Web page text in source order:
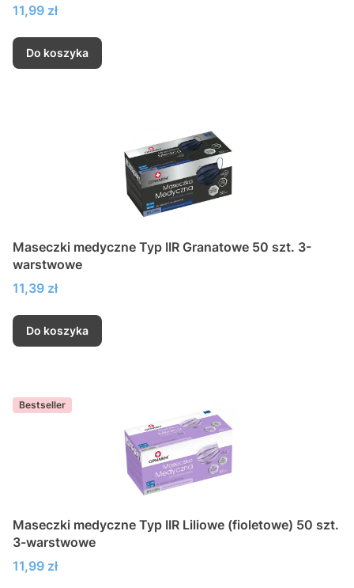
Cena
11,99 zł
Do koszyka
Maseczki medyczne Typ IIR Granatowe 50 szt. 3-
warstwowe
Cena
11,39 zł
Do koszyka
Bestseller
Maseczki medyczne Typ IIR Liliowe (fioletowe) 50 szt.
3-warstwowe
Cena
11,99 zł